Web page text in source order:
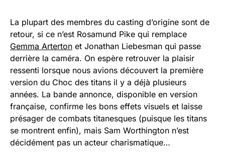
La plupart des membres du casting d’origine sont de
retour, si ce n’est Rosamund Pike qui remplace
Gemma Arterton et Jonathan Liebesman qui passe
derrière la caméra. On espère retrouver la plaisir
ressenti lorsque nous avions découvert la première
version du Choc des titans il y a déjà plusieurs
années. La bande annonce, disponible en version
française, confirme les bons effets visuels et laisse
présager de combats titanesques (puisque les titans
se montrent enfin), mais Sam Worthington n’est
décidément pas un acteur charismatique…